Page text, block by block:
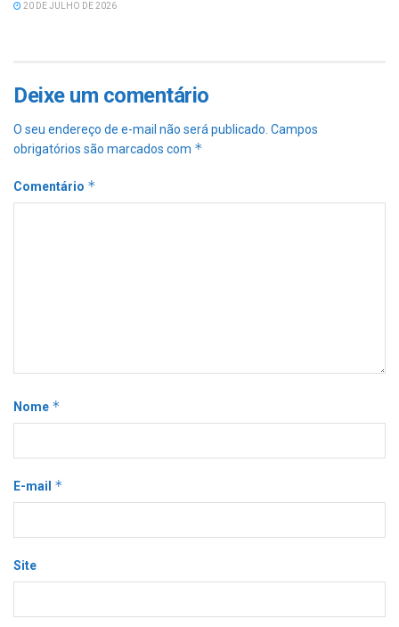
20 DE JULHO DE 2026
Deixe um comentário
O seu endereço de e-mail não será publicado. Campos
obrigatórios são marcados com *
Comentário *
Nome *
E-mail *
Site